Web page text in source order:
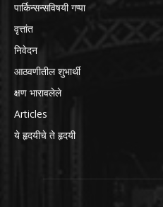
पार्किन्सन्सविषयी गप्पा
वृत्तांत
निवेदन
आठवणीतील शुभार्थी
क्षण भारावलेले
Articles
ये हृदयीचे ते हृदयी